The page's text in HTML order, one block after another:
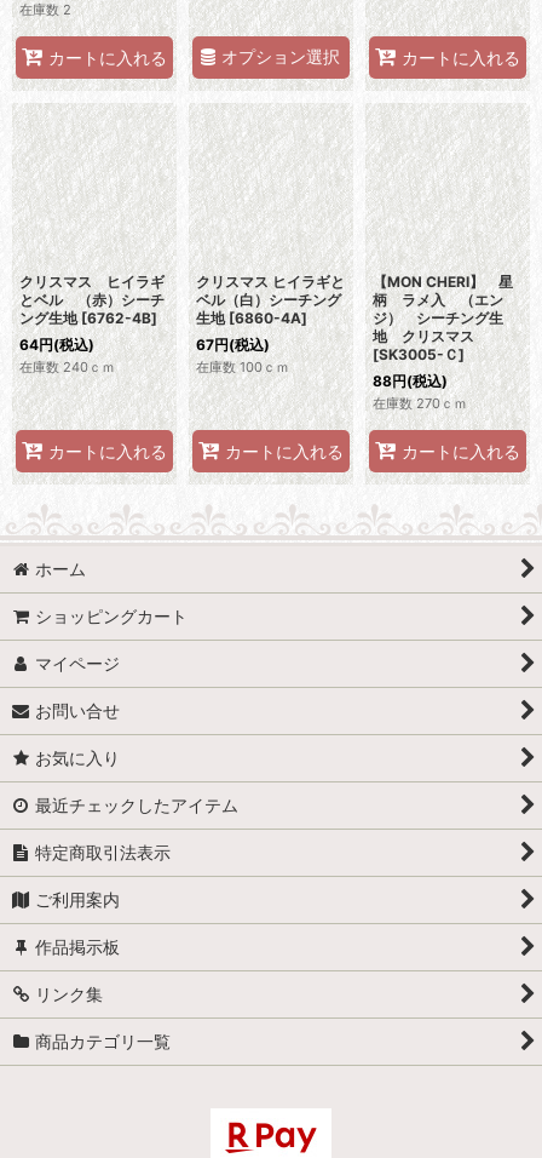
在庫数 2
カートに入れる オプション選択 カートに入れる
クリスマス ヒイラギ
とベル （赤）シーチ
ング生地 [6762-4B]
64円(税込)
在庫数 240ｃｍ
カートに入れる
クリスマス ヒイラギと
ベル（白）シーチング
生地 [6860-4A]
67円(税込)
在庫数 100ｃｍ
カートに入れる
【MON CHERI】 星
柄 ラメ入 （エン
ジ） シーチング生
地 クリスマス
[SK3005-Ｃ]
88円(税込)
在庫数 270ｃｍ
カートに入れる
ホーム
ショッピングカート
マイページ
お問い合せ
お気に入り
最近チェックしたアイテム
特定商取引法表示
ご利用案内
作品掲示板
リンク集
商品カテゴリ一覧